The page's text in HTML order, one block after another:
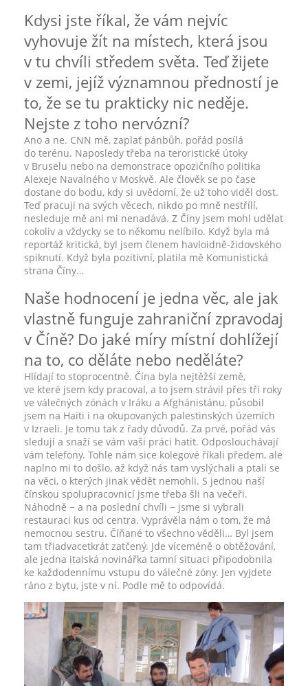
Kdysi jste říkal, že vám nejvíc
vyhovuje žít na místech, která jsou
v tu chvíli středem světa. Teď žijete
v zemi, jejíž významnou předností je
to, že se tu prakticky nic neděje.
Nejste z toho nervózní?
Ano a ne. CNN mě, zaplať pánbůh, pořád posílá
do terénu. Naposledy třeba na teroristické útoky
v Bruselu nebo na demonstrace opozičního politika
Alexeje Navalného v Moskvě. Ale člověk se po čase
dostane do bodu, kdy si uvědomí, že už toho viděl dost.
Teď pracuji na svých věcech, nikdo po mně nestřílí,
nesleduje mě ani mi nenadává. Z Číny jsem mohl udělat
cokoliv a vždycky se to někomu nelíbilo. Když byla má
reportáž kritická, byl jsem členem havloidně-židovského
spiknutí. Když byla pozitivní, platila mě Komunistická
strana Číny…
Naše hodnocení je jedna věc, ale jak
vlastně funguje zahraniční zpravodaj
v Číně? Do jaké míry místní dohlížejí
na to, co děláte nebo neděláte?
Hlídají to stoprocentně. Čína byla nejtěžší země,
ve které jsem kdy pracoval, a to jsem strávil přes tři roky
ve válečných zónách v Iráku a Afghánistánu, působil
jsem na Haiti i na okupovaných palestinských územích
v Izraeli. Je tomu tak z řady důvodů. Za prvé, pořád vás
sledují a snaží se vám vaši práci hatit. Odposlouchávají
vám telefony. Tohle nám sice kolegové říkali předem, ale
naplno mi to došlo, až když nás tam vyslýchali a ptali se
na věci, o kterých jinak vědět nemohli. S jednou naší
čínskou spolupracovnicí jsme třeba šli na večeři.
Náhodně − a na poslední chvíli − jsme si vybrali
restauraci kus od centra. Vyprávěla nám o tom, že má
nemocnou sestru. Číňané to všechno věděli… Byl jsem
tam třiadvacetkrát zatčený. Jde víceméně o obtěžování,
ale jedna italská novinářka tamní situaci připodobnila
ke každodennímu vstupu do válečné zóny. Jen vyjdete
ráno z bytu, jste v ní. Podle mě to odpovídá.